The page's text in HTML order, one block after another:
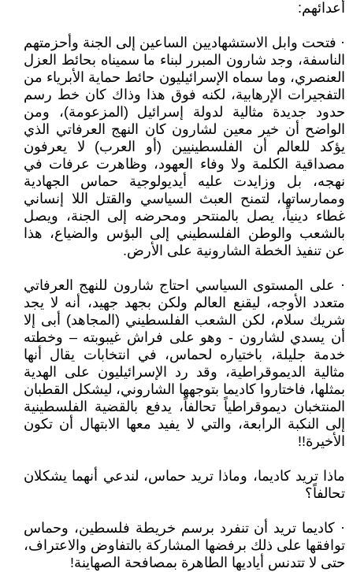
أعدائهم:
· فتحت وابل الاستشهاديين الساعين إلى الجنة وأحزمتهم
الناسفة، وجد شارون المبرر لبناء ما سميناه بحائط العزل
العنصري، وما سماه الإسرائيليون حائط حماية الأبرياء من
التفجيرات الإرهابية، لكنه فوق هذا وذاك كان خط رسم
حدود جديدة مثالية لدولة إسرائيل (المزعومة)، ومن
الواضح أن خير معين لشارون كان النهج العرفاتي الذي
يؤكد للعالم أن الفلسطينيين (أو العرب) لا يعرفون
مصداقية الكلمة ولا وفاء العهود، وظاهرت عرفات في
نهجه، بل وزايدت عليه أيديولوجية حماس الجهادية
وممارساتها، لتمنح العبث السياسي والقتل اللا إنساني
غطاء دينياً، يصل بالمنتحر ومحرضه إلى الجنة، ويصل
بالشعب والوطن الفلسطيني إلى البؤس والضياع، هذا
عن تنفيذ الخطة الشارونية على الأرض.
· على المستوى السياسي احتاج شارون للنهج العرفاتي
متعدد الأوجه، ليقنع العالم ولكن بجهد جهيد، أنه لا يجد
شريك سلام، لكن الشعب الفلسطيني (المجاهد) أبى إلا
أن يسدي لشارون - وهو على فراش غيبوبته – وخطته
خدمة جليلة، باختياره لحماس، في انتخابات يقال أنها
مثالية الديموقراطية، وقد رد الإسرائيليون على الهدية
بمثلها، فاختاروا كاديما بتوجهها الشاروني، ليشكل القطبان
المنتخبان ديموقراطياً تحالفاً، يدفع بالقضية الفلسطينية
إلى النكبة الرابعة، والتي لا يفيد معها الابتهال أن تكون
الأخيرة!!
ماذا تريد كاديما، وماذا تريد حماس، لندعي أنهما يشكلان
تحالفاً؟
· كاديما تريد أن تنفرد برسم خريطة فلسطين، وحماس
توافقها على ذلك برفضها المشاركة بالتفاوض والاعتراف،
حتى لا تتدنس أياديها الطاهرة بمصافحة الصهاينة!